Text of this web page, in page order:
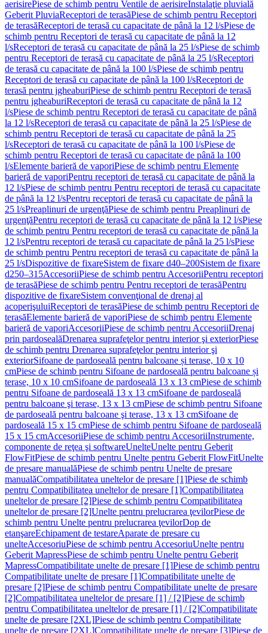
aerisirePiese de schimb pentru Ventile de aerisireInstalaţie pluvială
Geberit PluviaReceptori de terasăPiese de schimb pentru Receptori
de terasăReceptori de terasă cu capacitate de până la 12 l/sPiese de
schimb pentru Receptori de terasă cu capacitate de până la 12
l/sReceptori de terasă cu capacitate de până la 25 l/sPiese de schimb
pentru Receptori de terasă cu capacitate de până la 25 l/sReceptori
de terasă cu capacitate de până la 100 l/sPiese de schimb pentru
Receptori de terasă cu capacitate de până la 100 l/sReceptori de
terasă pentru jgheaburiPiese de schimb pentru Receptori de terasă
pentru jgheaburiReceptori de terasă cu capacitate de până la 12
l/sPiese de schimb pentru Receptori de terasă cu capacitate de până
la 12 l/sReceptori de terasă cu capacitate de până la 25 l/sPiese de
schimb pentru Receptori de terasă cu capacitate de până la 25
l/sReceptori de terasă cu capacitate de până la 100 l/sPiese de
schimb pentru Receptori de terasă cu capacitate de până la 100
l/sElemente barieră de vaporiPiese de schimb pentru Elemente
barieră de vaporiPentru receptori de terasă cu capacitate de până la
12 l/sPiese de schimb pentru Pentru receptori de terasă cu capacitate
de până la 12 l/sPentru receptori de terasă cu capacitate de până la
25 l/sPreaplinuri de urgenţăPiese de schimb pentru Preaplinuri de
urgenţăPentru receptori de terasă cu capacitate de până la 12 l/sPiese
de schimb pentru Pentru receptori de terasă cu capacitate de până la
12 l/sPentru receptori de terasă cu capacitate de până la 25 l/sPiese
de schimb pentru Pentru receptori de terasă cu capacitate de până la
25 l/sDispozitive de fixareSistem de fixare d40–200Sistem de fixare
d250–315AccesoriiPiese de schimb pentru AccesoriiPentru receptori
de terasăPiese de schimb pentru Pentru receptori de terasăPentru
dispozitive de fixareSistem convenţional de drenaj al
acoperişuluiReceptori de terasăPiese de schimb pentru Receptori de
terasăElemente barieră de vaporiPiese de schimb pentru Elemente
barieră de vaporiAccesoriiPiese de schimb pentru AccesoriiDrenaj
prin pardosealăDrenarea suprafeţelor pentru interior şi exteriorPiese
de schimb pentru Drenarea suprafeţelor pentru interior şi
exteriorSifoane de pardoseală pentru balcoane și terase, 10 x 10
cmPiese de schimb pentru Sifoane de pardoseală pentru balcoane și
terase, 10 x 10 cmSifoane de pardoseală 13 x 13 cmPiese de schimb
pentru Sifoane de pardoseală 13 x 13 cmSifoane de pardoseală
pentru balcoane şi terase, 13 x 13 cmPiese de schimb pentru Sifoane
de pardoseală pentru balcoane şi terase, 13 x 13 cmSifoane de
pardoseală 15 x 15 cmPiese de schimb pentru Sifoane de pardoseală
15 x 15 cmAccesoriiPiese de schimb pentru AccesoriiInstrumente,
componente de reţea şi softwareUnelteUnelte pentru Geberit
FlowFitPiese de schimb pentru Unelte pentru Geberit FlowFitUnelte
de presare manualăPiese de schimb pentru Unelte de presare
manualăCompatibilitatea uneltelor de presare [1]Piese de schimb
pentru Compatibilitatea uneltelor de presare [1]Compatibilitatea
uneltelor de presare [2]Piese de schimb pentru Compatibilitatea
uneltelor de presare [2]Unelte pentru prelucrarea ţevilorPiese de
schimb pentru Unelte pentru prelucrarea ţevilorDop de
etanşareEchipament de testareAparate de presare cu
unelteAccesoriuPiese de schimb pentru AccesoriuUnelte pentru
Geberit MapressPiese de schimb pentru Unelte pentru Geberit
MapressCompatibilitate unelte de presare [1]Piese de schimb pentru
Compatibilitate unelte de presare [1]Compatibilitate unelte de
presare [2]Piese de schimb pentru Compatibilitate unelte de presare
[2]Compatibilitatea uneltelor de presare [1] / [2]Piese de schimb
pentru Compatibilitatea uneltelor de presare [1] / [2]Compatibilitate
unelte de presare [2XL]Piese de schimb pentru Compatibilitate
unelte de presare [2XL]Compatibilitate unelte de presare [3]Piese de